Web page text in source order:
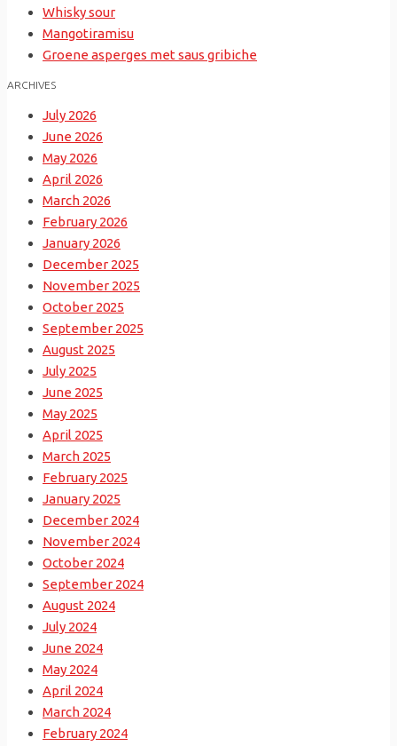
Whisky sour
Mangotiramisu
Groene asperges met saus gribiche
ARCHIVES
July 2026
June 2026
May 2026
April 2026
March 2026
February 2026
January 2026
December 2025
November 2025
October 2025
September 2025
August 2025
July 2025
June 2025
May 2025
April 2025
March 2025
February 2025
January 2025
December 2024
November 2024
October 2024
September 2024
August 2024
July 2024
June 2024
May 2024
April 2024
March 2024
February 2024